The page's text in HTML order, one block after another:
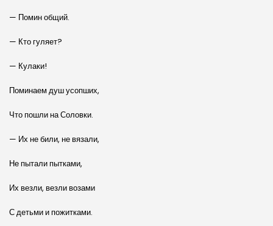
— Помин общий.
— Кто гуляет?
— Кулаки!
Поминаем душ усопших,
Что пошли на Соловки.
— Их не били, не вязали,
Не пытали пытками,
Их везли, везли возами
С детьми и пожитками.